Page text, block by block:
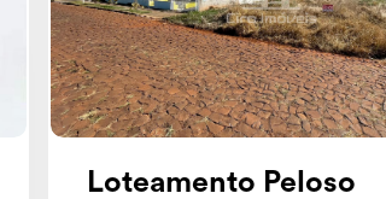
Loteamento Peloso